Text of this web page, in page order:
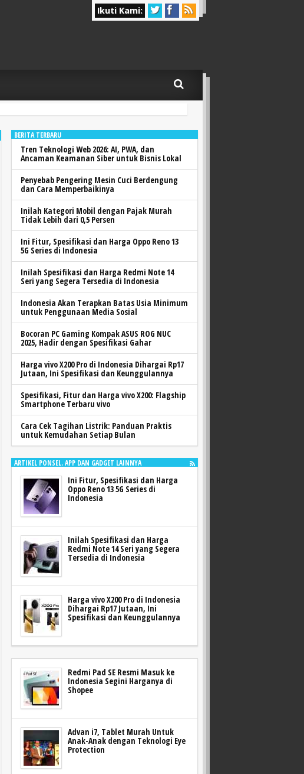
Ikuti Kami:
BERITA TERBARU
Tren Teknologi Web 2026: AI, PWA, dan
Ancaman Keamanan Siber untuk Bisnis Lokal
Penyebab Pengering Mesin Cuci Berdengung
dan Cara Memperbaikinya
Inilah Kategori Mobil dengan Pajak Murah
Tidak Lebih dari 0,5 Persen
Ini Fitur, Spesifikasi dan Harga Oppo Reno 13
5G Series di Indonesia
Inilah Spesifikasi dan Harga Redmi Note 14
Seri yang Segera Tersedia di Indonesia
Indonesia Akan Terapkan Batas Usia Minimum
untuk Penggunaan Media Sosial
Bocoran PC Gaming Kompak ASUS ROG NUC
2025, Hadir dengan Spesifikasi Gahar
Harga vivo X200 Pro di Indonesia Dihargai Rp17
Jutaan, Ini Spesifikasi dan Keunggulannya
Spesifikasi, Fitur dan Harga vivo X200: Flagship
Smartphone Terbaru vivo
Cara Cek Tagihan Listrik: Panduan Praktis
untuk Kemudahan Setiap Bulan
ARTIKEL PONSEL. APP DAN GADGET LAINNYA
Ini Fitur, Spesifikasi dan Harga
Oppo Reno 13 5G Series di
Indonesia
Inilah Spesifikasi dan Harga
Redmi Note 14 Seri yang Segera
Tersedia di Indonesia
Harga vivo X200 Pro di Indonesia
Dihargai Rp17 Jutaan, Ini
Spesifikasi dan Keunggulannya
Redmi Pad SE Resmi Masuk ke
Indonesia Segini Harganya di
Shopee
Advan i7, Tablet Murah Untuk
Anak-Anak dengan Teknologi Eye
Protection